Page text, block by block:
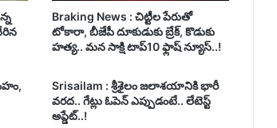
Braking News : చిట్టీల పేరుతో
టోకారా, బీజేపీ దూకుడుకు బ్రేక్, కొడుకు
హత్య.. మన సాక్షి టాప్10 ఫ్లాష్ న్యూస్..!
Srisailam : శ్రీశైలం జలాశయానికి భారీ
వరద.. గేట్లు ఓపెన్ ఎప్పుడంటే.. లేటెస్ట్
అప్డేట్..!